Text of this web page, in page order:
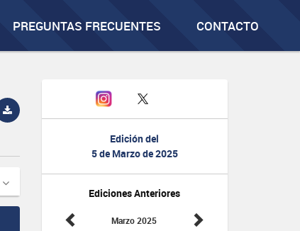
PREGUNTAS FRECUENTES CONTACTO
Edición del
5 de Marzo de 2025
Ediciones Anteriores
Marzo 2025